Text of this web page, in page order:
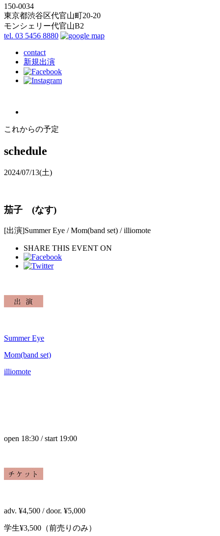
150-0034
東京都渋谷区代官山町20-20
モンシェリー代官山B2
tel. 03 5456 8880
contact
新規出演
これからの予定
schedule
2024/07/13(土)
茄子 (なす)
[出演]Summer Eye / Mom(band set) / illiomote
SHARE THIS EVENT ON
Summer Eye
Mom(band set)
illiomote
open 18:30 / start 19:00
adv. ¥4,500 / door. ¥5,000
学生¥3,500（前売りのみ）